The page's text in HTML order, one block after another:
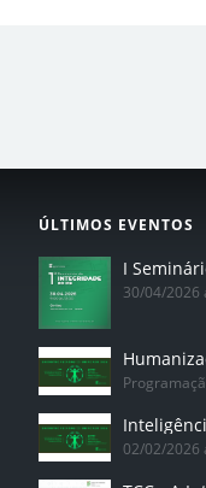
ÚLTIMOS EVENTOS
30/04/2026
02/02/2026